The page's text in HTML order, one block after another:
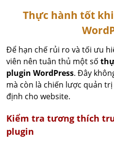
Thực hành tốt
Để hạn chế rủi ro và tối ưu
viên nên tuân thủ một số
plugin WordPress. Đây
mà còn là chiến lược quản
định cho website.
Kiểm tra tương thích
plugin